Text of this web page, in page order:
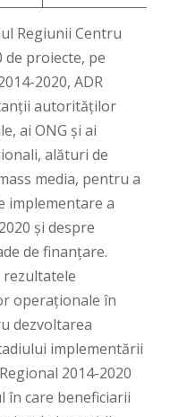
Regiunii Centru
proiecte, pe
2020, ADR
autorităților
ai ONG și ai
alături de
media, pentru a
implementare a
și despre
de finanțare.
rezultatele
operaționale în
dezvoltarea
implementării
2014-2020
în care beneficiarii